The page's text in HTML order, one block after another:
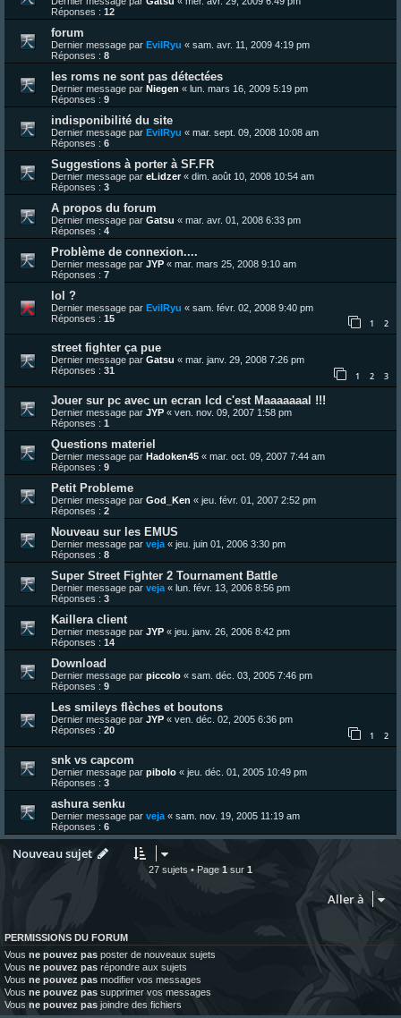
Réponses : 12
forum
Dernier message par EvilRyu « sam. avr. 11, 2009 4:19 pm
Réponses : 8
les roms ne sont pas détectées
Dernier message par Niegen « lun. mars 16, 2009 5:19 pm
Réponses : 9
indisponibilité du site
Dernier message par EvilRyu « mar. sept. 09, 2008 10:08 am
Réponses : 6
Suggestions à porter à SF.FR
Dernier message par eLidzer« dim. août 10, 2008 10:54 am
Réponses : 3
A propos du forum
Dernier message par Gatsu « mar. avr. 01, 2008 6:33 pm
Réponses : 4
Problème de connexion....
Dernier message par JYP « mar. mars 25, 2008 9:10 am
Réponses : 7
lol ?
Dernier message par EvilRyu « sam. févr. 02, 2008 9:40 pm
Réponses : 15 1 2
street fighter ça pue
Dernier message par Gatsu « mar. janv. 29, 2008 7:26 pm
Réponses : 31 1 2 3
Jouer sur pc avec un ecran lcd c'est Maaaaaaal !!!
Dernier message par JYP « ven. nov. 09, 2007 1:58 pm
Réponses : 1
Questions materiel
Dernier message par Hadoken45 « mar. oct. 09, 2007 7:44 am
Réponses : 9
Petit Probleme
Dernier message par God_Ken « jeu. févr. 01, 2007 2:52 pm
Réponses : 2
Nouveau sur les EMUS
Dernier message par veja « jeu. juin 01, 2006 3:30 pm
Réponses : 8
Super Street Fighter 2 Tournament Battle
Dernier message par veja « lun. févr. 13, 2006 8:56 pm
Réponses : 3
Kaillera client
Dernier message par JYP « jeu. janv. 26, 2006 8:42 pm
Réponses : 14
Download
Dernier message par piccolo « sam. déc. 03, 2005 7:46 pm
Réponses : 9
Les smileys flèches et boutons
Dernier message par JYP « ven. déc. 02, 2005 6:36 pm
Réponses : 20 1 2
snk vs capcom
Dernier message par pibolo « jeu. déc. 01, 2005 10:49 pm
Réponses : 3
ashura senku
Dernier message par veja « sam. nov. 19, 2005 11:19 am
Réponses : 6
Nouveau sujet
27 sujets • Page 1 sur 1
Aller à
PERMISSIONS DU FORUM
Vous ne pouvez pas poster de nouveaux sujets
Vous ne pouvez pas répondre aux sujets
Vous ne pouvez pas modifier vos messages
Vous ne pouvez pas supprimer vos messages
Vous ne pouvez pas joindre des fichiers